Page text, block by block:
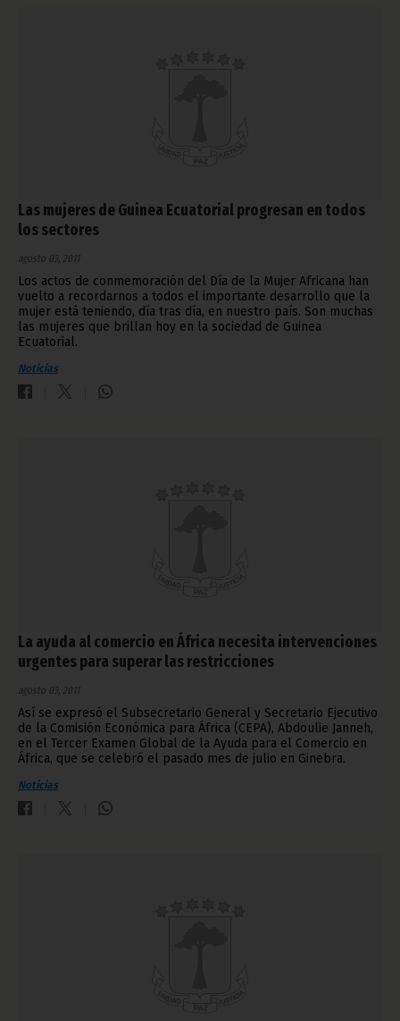
Las mujeres de Guinea Ecuatorial progresan en todos
los sectores
agosto 03, 2011
Los actos de conmemoración del Día de la Mujer Africana han
vuelto a recordarnos a todos el importante desarrollo que la
mujer está teniendo, día tras día, en nuestro país. Son muchas
las mujeres que brillan hoy en la sociedad de Guinea
Ecuatorial.
Noticias
La ayuda al comercio en África necesita intervenciones
urgentes para superar las restricciones
agosto 03, 2011
Así se expresó el Subsecretario General y Secretario Ejecutivo
de la Comisión Económica para África (CEPA), Abdoulie Janneh,
en el Tercer Examen Global de la Ayuda para el Comercio en
África, que se celebró el pasado mes de julio en Ginebra.
Noticias